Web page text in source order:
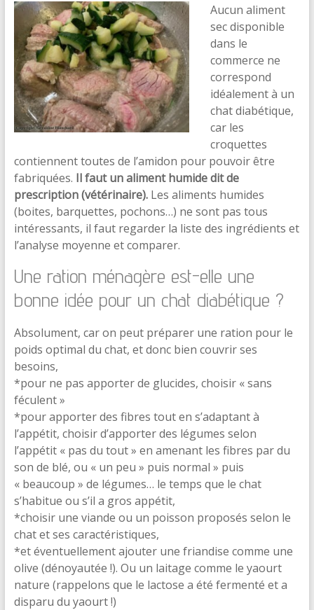
Aucun aliment
sec disponible
dans le
commerce ne
correspond
idéalement à un
chat diabétique,
car les
croquettes
contiennent toutes de l’amidon pour pouvoir être
fabriquées. Il faut un aliment humide dit de
prescription (vétérinaire). Les aliments humides
(boites, barquettes, pochons…) ne sont pas tous
intéressants, il faut regarder la liste des ingrédients et
l’analyse moyenne et comparer.
Une ration ménagère est-elle une
bonne idée pour un chat diabétique ?
Absolument, car on peut préparer une ration pour le
poids optimal du chat, et donc bien couvrir ses
besoins,
*pour ne pas apporter de glucides, choisir « sans
féculent »
*pour apporter des fibres tout en s’adaptant à
l’appétit, choisir d’apporter des légumes selon
l’appétit « pas du tout » en amenant les fibres par du
son de blé, ou « un peu » puis normal » puis
« beaucoup » de légumes… le temps que le chat
s’habitue ou s’il a gros appétit,
*choisir une viande ou un poisson proposés selon le
chat et ses caractéristiques,
*et éventuellement ajouter une friandise comme une
olive (dénoyautée !). Ou un laitage comme le yaourt
nature (rappelons que le lactose a été fermenté et a
disparu du yaourt !)